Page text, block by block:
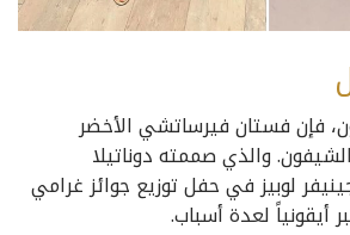
فإن فستان فيرساتشي الأخضر
والذي صممته دوناتيلا
لوبيز في حفل توزيع جوائز غرامي
أيقونياً لعدة أسباب.